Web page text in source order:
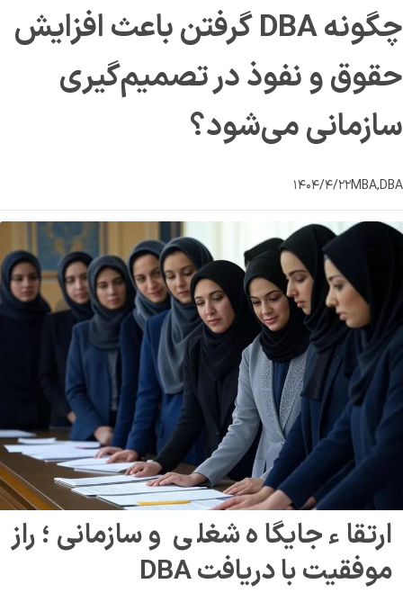
چگونه DBA گرفتن باعث افزایش
حقوق و نفوذ در تصمیم‌گیری
سازمانی می‌شود؟
MBA,DBA۱۴۰۴/۴/۲۲
ارتقاء جایگاه شغلی و سازمانی؛ راز
موفقیت با دریافت DBA